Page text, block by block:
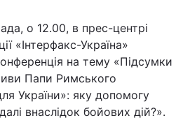
Політика
о 12.00, в прес-центрі
«Інтерфакс-Україна»
на тему «Підсумки
Папи Римського
України»: яку допомогу
внаслідок бойових дій?».